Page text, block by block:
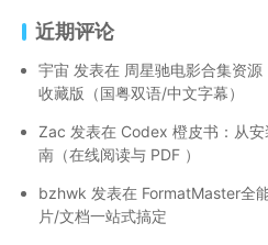
近期评论
宇宙 发表在 周星驰电影合集资
收藏版（国粤双语/中文字幕）
Zac 发表在 Codex 橙皮书：从
南（在线阅读与 PDF ）
bzhwk 发表在 FormatMaster全
片/文档一站式搞定